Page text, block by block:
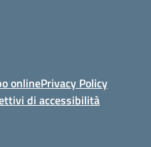
onlinePrivacy Policy
di accessibilità